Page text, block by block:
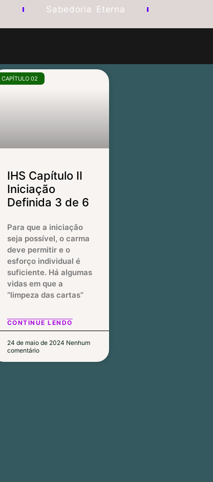
Sabedoria Eterna
CAPÍTULO 02
IHS Capítulo II
Iniciação
Definida 3 de 6
Para que a iniciação
seja possível, o carma
deve permitir e o
esforço individual é
suficiente. Há algumas
vidas em que a
“limpeza das cartas”
CONTINUE LENDO
24 de maio de 2024 Nenhum
comentário